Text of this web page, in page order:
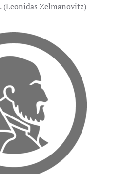
. (Leonidas Zelmanovitz)